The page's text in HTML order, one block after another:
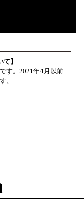
】
す。2021年4月以前
。